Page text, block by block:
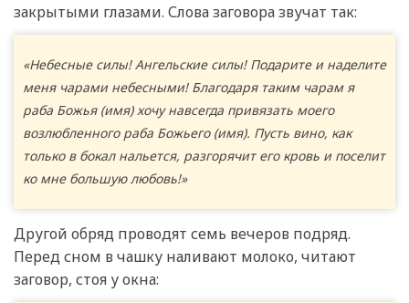
закрытыми глазами. Слова заговора звучат так:
«Небесные силы! Ангельские силы! Подарите и наделите
меня чарами небесными! Благодаря таким чарам я
раба Божья (имя) хочу навсегда привязать моего
возлюбленного раба Божьего (имя). Пусть вино, как
только в бокал нальется, разгорячит его кровь и поселит
ко мне большую любовь!»
Другой обряд проводят семь вечеров подряд.
Перед сном в чашку наливают молоко, читают
заговор, стоя у окна: